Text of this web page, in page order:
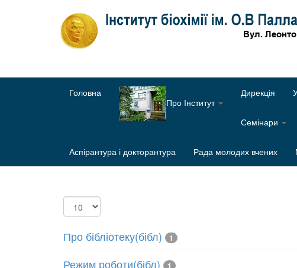
Головна
Про Інститут
Дирекція
Семінари
Аспірантура і докторантура Рада молодих вчених
Показувати
Про бібліотеку(бібл) 1
Режим роботи(бібл) 1